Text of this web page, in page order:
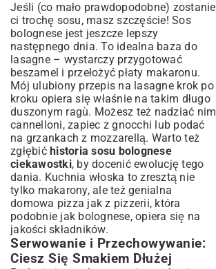
Jeśli (co mało prawdopodobne) zostanie
ci trochę sosu, masz szczęście! Sos
bolognese jest jeszcze lepszy
następnego dnia. To idealna baza do
lasagne – wystarczy przygotować
beszamel i przełożyć płaty makaronu.
Mój ulubiony przepis na lasagne krok po
kroku opiera się właśnie na takim długo
duszonym ragù. Możesz też nadziać nim
cannelloni, zapiec z gnocchi lub podać
na grzankach z mozzarellą. Warto też
zgłębić historia sosu bolognese
ciekawostki, by docenić ewolucję tego
dania. Kuchnia włoska to zresztą nie
tylko makarony, ale też genialna
domowa pizza jak z pizzerii, która
podobnie jak bolognese, opiera się na
jakości składników.
Serwowanie i Przechowywanie:
Ciesz Się Smakiem Dłużej